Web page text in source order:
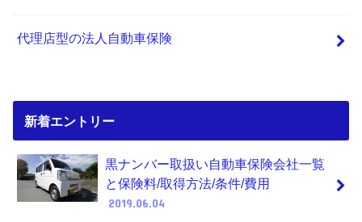
代理店型の法人自動車保険
新着エントリー
黒ナンバー取扱い自動車保険会社一覧
と保険料/取得方法/条件/費用
2019.06.04